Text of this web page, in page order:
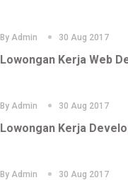
By Admin 30 Aug 2017
Lowongan Kerja Web
By Admin 30 Aug 2017
Lowongan Kerja
By Admin 30 Aug 2017